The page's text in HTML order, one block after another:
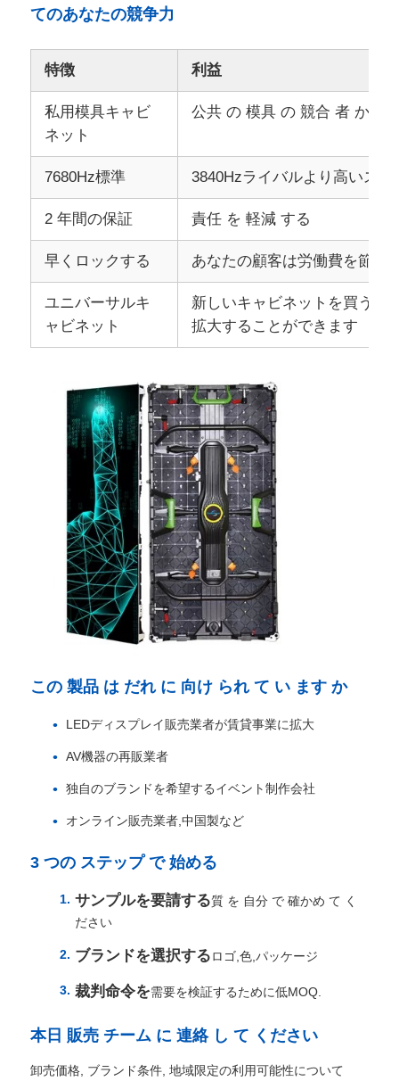
てのあなたの競争力
特徴 利益
私用模具キャビ
ネット
公共 の 模具 の 競合 者 から
7680Hz標準 3840Hzライバルより高いスペ
2 年間の保証 責任 を 軽減 する
早くロックする あなたの顧客は労働費を節約
ユニバーサルキ
ャビネット
新しいキャビネットを買うこ
拡大することができます
この 製品 は だれ に 向け られ て い ます か
LEDディスプレイ販売業者が賃貸事業に拡大
AV機器の再販業者
独自のブランドを希望するイベント制作会社
オンライン販売業者,中国製など
3 つの ステップ で 始める
サンプルを要請する質 を 自分 で 確かめ て く
ださい
ブランドを選択するロゴ,色,パッケージ
裁判命令を需要を検証するために低MOQ.
本日 販売 チーム に 連絡 し て ください
卸売価格, ブランド条件, 地域限定の利用可能性について